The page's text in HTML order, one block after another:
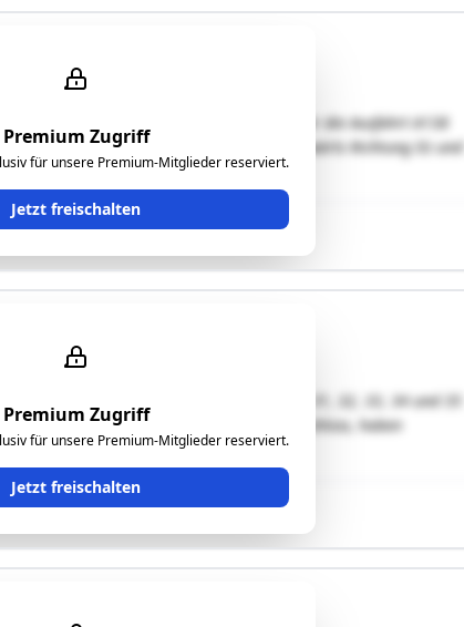
Premium Zugriff
für unsere Premium-Mitglieder reserviert.
Jetzt freischalten
A2 und sind von der Südautobahn A2 über die Ausfahrt A138
man die B65 „Gleichsdorfer Straße“ ostwärts Richtung Ilz und
Premium Zugriff
für unsere Premium-Mitglieder reserviert.
Jetzt freischalten
22/2, 25/1, 38, 24, 25/2, 27, 25/3, 26, 31, 32, 33, 34 und 35
„A“ bezeichnet) liegen westseitig vom Schloss, haben
und sind bewaldet. Durch einen …"